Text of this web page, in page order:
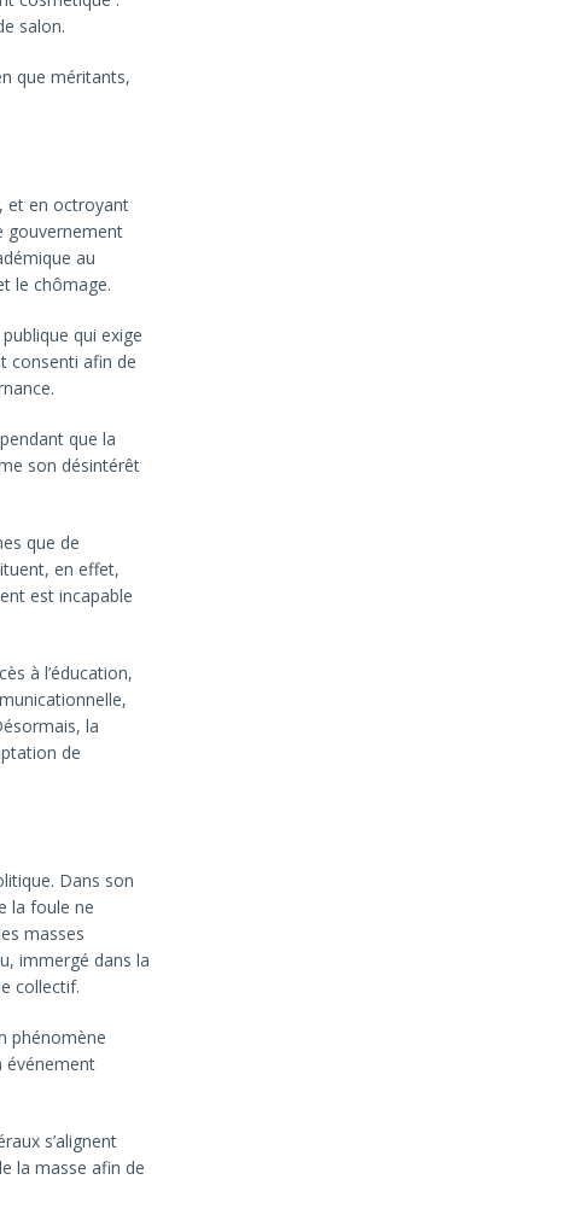
salon.
que méritants,
et en octroyant
gouvernement
au
le chômage.
qui exige
consenti afin de
que la
son désintérêt
que de
en effet,
est incapable
à l’éducation,
la
de
Dans son
la foule ne
masses
immergé dans la
collectif.
phénomène
événement
s’alignent
la masse afin de